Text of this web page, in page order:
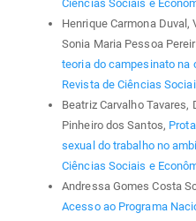
Ciências Sociais e
Henrique Carmona Duval,
Sonia Maria Pessoa
teoria do campesinato na
Revista de Ciências
Beatriz Carvalho Tavares,
Pinheiro dos Santos,
sexual do trabalho no
Ciências Sociais e
Andressa Gomes Costa
Acesso ao Programa